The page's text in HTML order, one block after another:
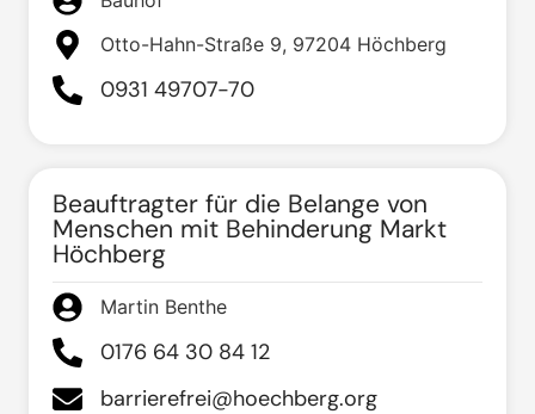
Otto-Hahn-Straße 9, 97204 Höchberg
0931 49707-70
Beauftragter für die Belange von
Menschen mit Behinderung Markt
Höchberg
Martin Benthe
0176 64 30 84 12
barrierefrei@hoechberg.org